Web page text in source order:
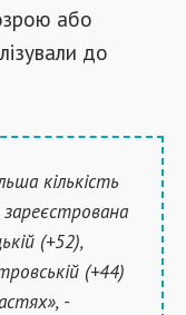
або
до
кількість
(+52),
(+44)
-